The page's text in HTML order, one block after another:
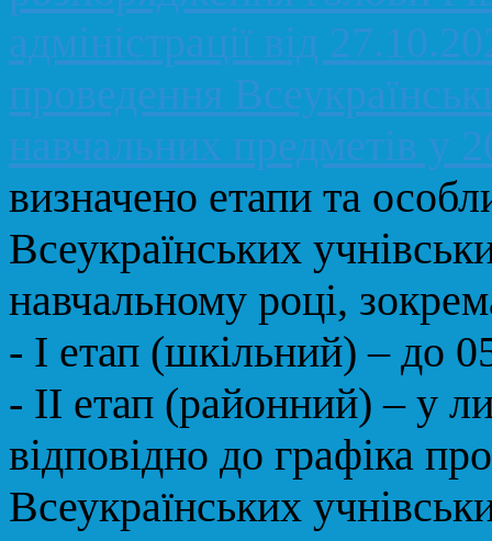
адміністрації від
проведення
навчальних предметів у
визначено етапи та
Всеукраїнських
навчальному році,
- I етап (шкільний) – до
- II етап (районний) – у
відповідно до графіка
Всеукраїнських